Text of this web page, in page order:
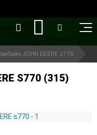
22
27
JOHN DEERE s770
S770 (315)